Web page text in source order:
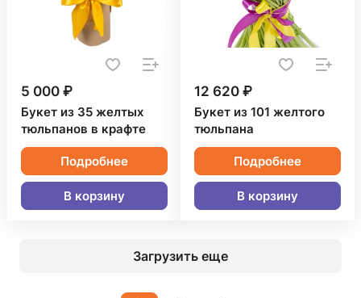
5 000 ₽
Букет из 35 желтых
тюльпанов в крафте
Подробнее
В корзину
12 620 ₽
Букет из 101 желтого
тюльпана
Подробнее
В корзину
Загрузить еще